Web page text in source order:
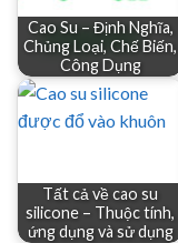
Cao Su – Định Nghĩa,
Chủng Loại, Chế Biến,
Công Dụng
Tất cả về cao su
silicone – Thuộc tính,
ứng dụng và sử dụng